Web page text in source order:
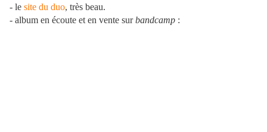
- le site du duo, très beau.
- album en écoute et en vente surbandcamp :